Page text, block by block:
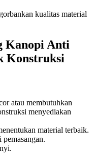
kualitas material
Kanopi Anti
Konstruksi
atau membutuhkan
menyediakan
material terbaik.